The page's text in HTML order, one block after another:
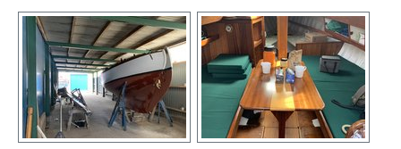
Show larger version Show larger version